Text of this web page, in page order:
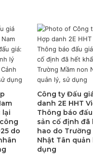
lại
do
Công ty Đấu
danh 2E HHT
Thông báo
sản cố định đã
hao do Trường
Nhật Tân quản
dụng